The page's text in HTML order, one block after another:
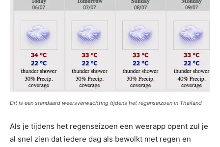
Dit is een standaard weersverwachting tijdens het regenseizoen in Thailand
Als je tijdens het regenseizoen een weerapp opent zul je
al snel zien dat iedere dag als bewolkt met regen en